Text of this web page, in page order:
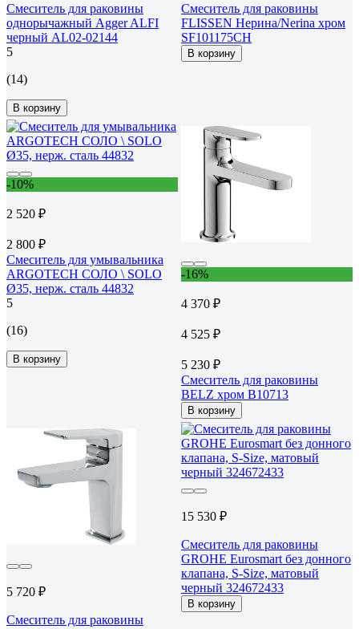
Смеситель для раковины
однорычажный Agger ALFI
черный AL02-02144
5
(14)
В корзину
Смеситель для раковины
FLISSEN Нерина/Nerina хром
SF101175CH
В корзину
-10%
2 520 ₽
2 800 ₽
Смеситель для умывальника
ARGOTECH СОЛО \ SOLO
Ø35, нерж. сталь 44832
5
(16)
В корзину
-16%
4 370 ₽
4 525 ₽
5 230 ₽
Смеситель для раковины
BELZ хром B10713
В корзину
5 720 ₽
Смеситель для раковины
15 530 ₽
Смеситель для раковины
GROHE Eurosmart без донного
клапана, S-Size, матовый
черный 324672433
В корзину